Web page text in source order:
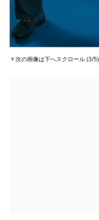
▼次の画像は下へスクロール (3/5)